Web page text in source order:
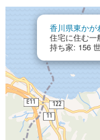
香川県東かが
住宅に住む一
持ち家: 156